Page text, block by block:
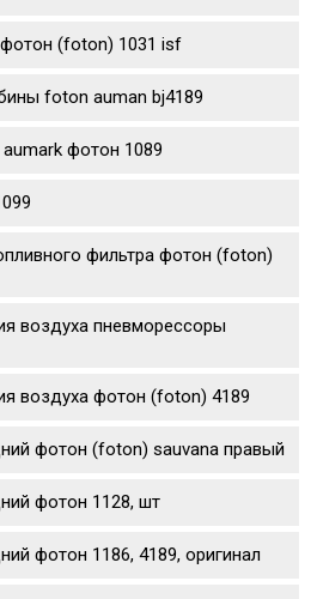
(foton) 1031 isf
foton auman bj4189
фотон 1089
фильтра фотон (foton)
воздуха пневморессоры
воздуха фотон (foton) 4189
фотон (foton) sauvana правый
фотон 1128, шт
фотон 1186, 4189, оригинал